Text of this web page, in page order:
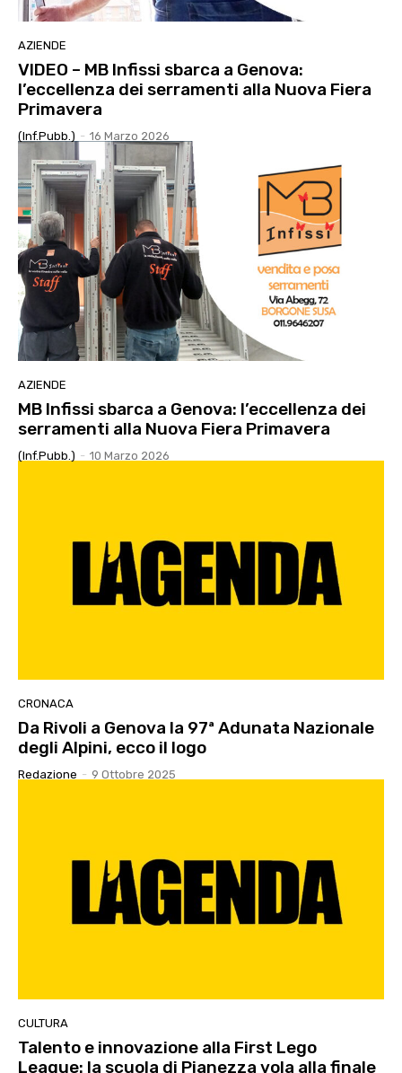
AZIENDE
VIDEO – MB Infissi sbarca a Genova:
l’eccellenza dei serramenti alla Nuova Fiera
Primavera
(Inf.Pubb.) - 16 Marzo 2026
AZIENDE
MB Infissi sbarca a Genova: l’eccellenza dei
serramenti alla Nuova Fiera Primavera
(Inf.Pubb.) - 10 Marzo 2026
CRONACA
Da Rivoli a Genova la 97ª Adunata Nazionale
degli Alpini, ecco il logo
Redazione - 9 Ottobre 2025
CULTURA
Talento e innovazione alla First Lego
League: la scuola di Pianezza vola alla finale